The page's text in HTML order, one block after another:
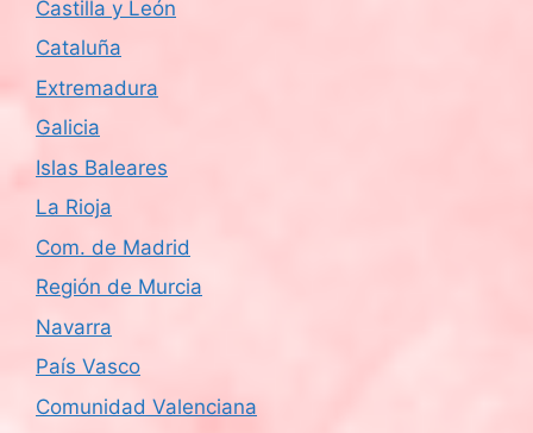
Castilla y León
Cataluña
Extremadura
Galicia
Islas Baleares
La Rioja
Com. de Madrid
Región de Murcia
Navarra
País Vasco
Comunidad Valenciana